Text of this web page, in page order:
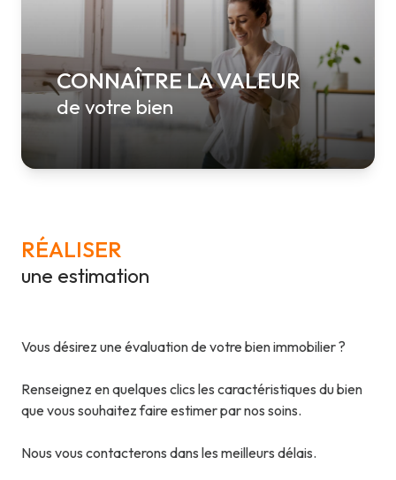
CONNAÎTRE LA VALEUR
de votre bien
RÉALISER
une estimation
Vous désirez une évaluation de votre bien immobilier ?
Renseignez en quelques clics les caractéristiques du bien
que vous souhaitez faire estimer par nos soins.
Nous vous contacterons dans les meilleurs délais.